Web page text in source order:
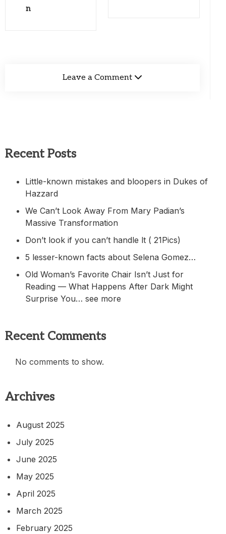
n
Leave a Comment
Recent Posts
Little-known mistakes and bloopers in Dukes of
Hazzard
We Can’t Look Away From Mary Padian’s
Massive Transformation
Don’t look if you can’t handle lt ( 21Pics)
5 lesser-known facts about Selena Gomez…
Old Woman’s Favorite Chair Isn’t Just for
Reading — What Happens After Dark Might
Surprise You… see more
Recent Comments
No comments to show.
Archives
August 2025
July 2025
June 2025
May 2025
April 2025
March 2025
February 2025